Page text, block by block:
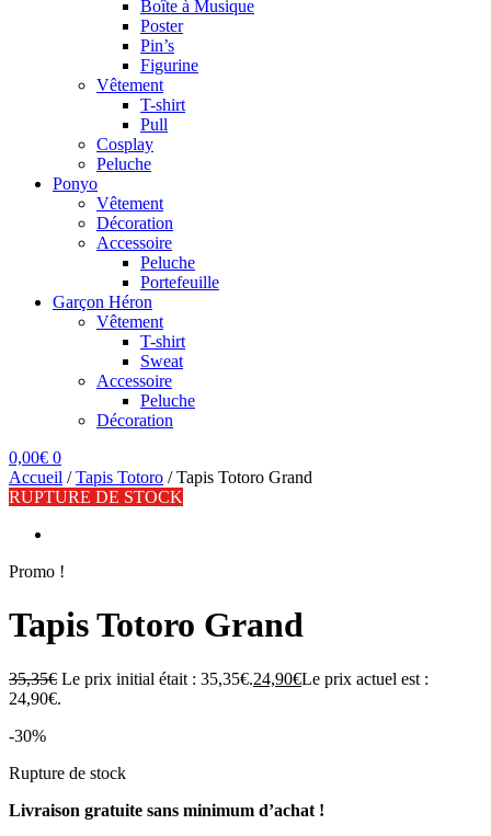
Boîte à Musique
Poster
Pin’s
Figurine
Vêtement
T-shirt
Pull
Cosplay
Peluche
Ponyo
Vêtement
Décoration
Accessoire
Peluche
Portefeuille
Garçon Héron
Vêtement
T-shirt
Sweat
Accessoire
Peluche
Décoration
0,00€ 0
Accueil /Tapis Totoro /Tapis Totoro Grand
RUPTURE DE STOCK
Promo !
Tapis Totoro Grand
35,35€ Le prix initial était : 35,35€.24,90€Le prix actuel est :
24,90€.
-30%
Rupture de stock
Livraison gratuite sans minimum d’achat !